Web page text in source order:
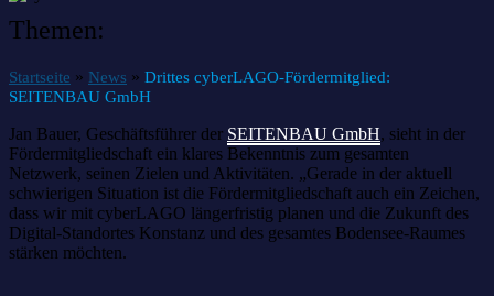
Themen:
Startseite » News » Drittes cyberLAGO-Fördermitglied:
SEITENBAU GmbH
Jan Bauer, Geschäftsführer der SEITENBAU GmbH, sieht in der
Fördermitgliedschaft ein klares Bekenntnis zum gesamten
Netzwerk, seinen Zielen und Aktivitäten. „Gerade in der aktuell
schwierigen Situation ist die Fördermitgliedschaft auch ein Zeichen,
dass wir mit cyberLAGO längerfristig planen und die Zukunft des
Digital-Standortes Konstanz und des gesamtes Bodensee-Raumes
stärken möchten.